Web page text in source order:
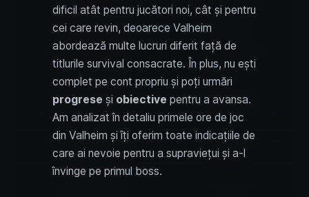
dificil atât pentru jucători noi, cât și pentru
cei care revin, deoarece Valheim
abordează multe lucruri diferit față de
titlurile survival consacrate. În plus, nu ești
complet pe cont propriu și poți urmări
progrese și obiective pentru a avansa.
Am analizat în detaliu primele ore de joc
din Valheim și îți oferim toate indicațiile de
care ai nevoie pentru a supraviețui și a-l
învinge pe primul boss.